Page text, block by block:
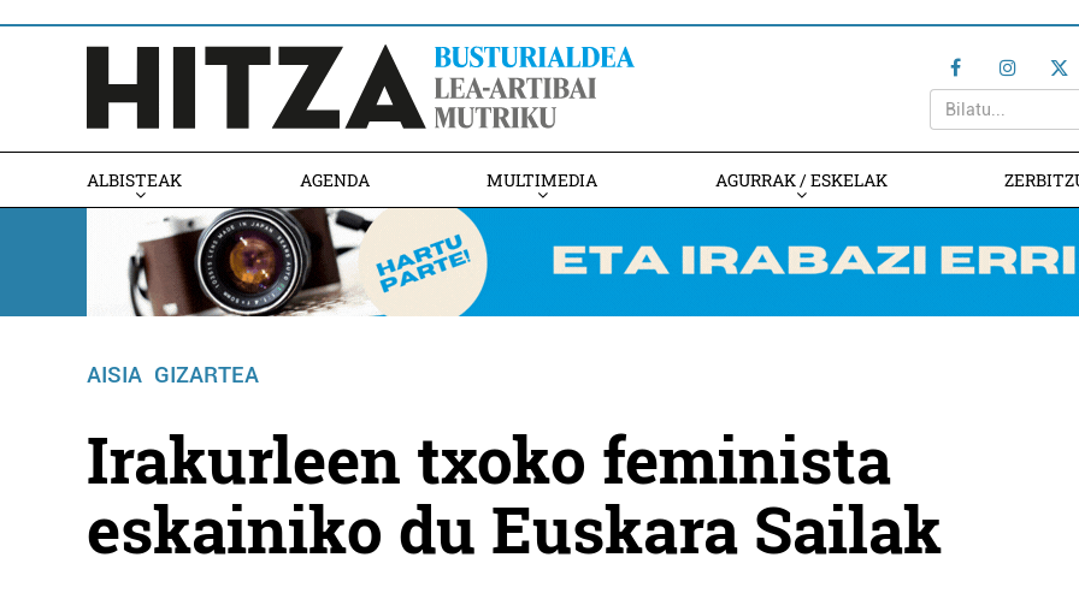
ALBISTEAK AGENDA MULTIMEDIA AGURRAK / ESKELAK
AISIA GIZARTEA
Irakurleen txoko feminista
eskainiko du Euskara Sailak